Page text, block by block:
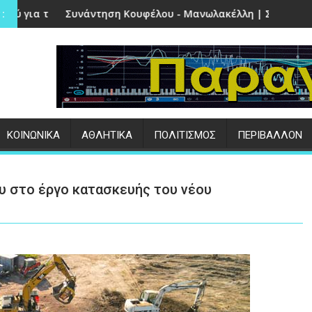
Πέτρα
Κουφέλου - Μανωλακέλλη | Στο επίκεντρο το παλιό
Επιτυχημένες οι
ΚΟΙΝΩΝΙΚΑ ΑΘΛΗΤΙΚΑ ΠΟΛΙΤΙΣΜΟΣ ΠΕΡΙΒΑΛΛΟΝ
έργο κατασκευής του νέου